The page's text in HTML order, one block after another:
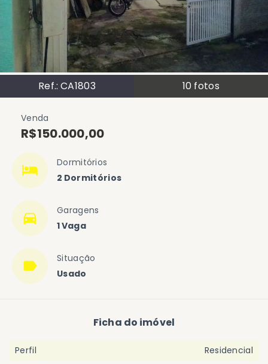
Ref.:CA1803 10 fotos
Venda
R$150.000,00
Dormitórios
2 Dormitórios
Garagens
1 Vaga
Situação
Usado
Ficha do imóvel
Perfil
Residencial